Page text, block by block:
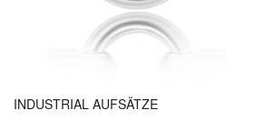
INDUSTRIAL AUFSÄTZE